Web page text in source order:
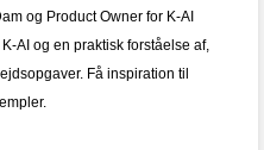
og Product Owner for K-AI
AI og en praktisk forståelse af,
Få inspiration til